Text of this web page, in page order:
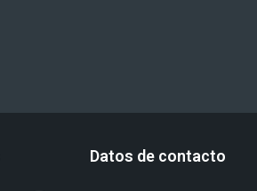
Datos de contacto